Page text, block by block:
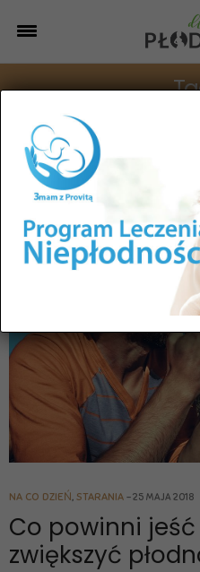
NA CO DZIEŃ STARANIA 25 MAJA 2018
Co powinni
zwiększyć